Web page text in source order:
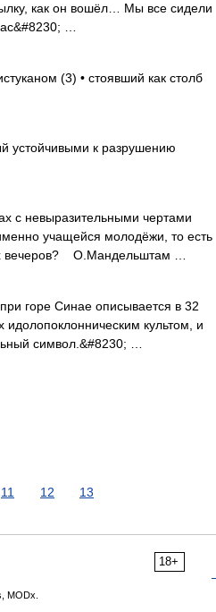
как он вошёл… Мы все сидели
…
(3) • стоявший как столб
устойчивыми к разрушению
с невыразительными чертами
учащейся молодёжи, то есть
вечеров? О.Мандельштам …
горе Синае описывается в 32
идолопоклонническим культом, и
символ.&#8230; …
11 12 13
18+
MODx.